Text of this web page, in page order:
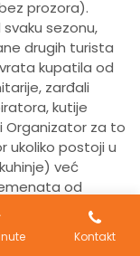
prozora).
sezonu,
drugih turista
kupatila od
zarđali
kutije
Organizator za to
ukoliko postoji u
već
od
da obezbedi
njegov
programu
Kontakt